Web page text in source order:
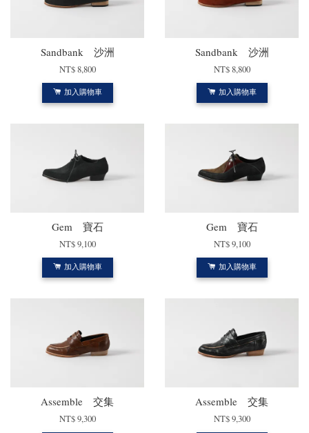
Sandbank 沙洲
NT$ 8,800
加入購物車
Sandbank 沙洲
NT$ 8,800
加入購物車
Gem 寶石
NT$ 9,100
加入購物車
Gem 寶石
NT$ 9,100
加入購物車
Assemble 交集
NT$ 9,300
Assemble 交集
NT$ 9,300